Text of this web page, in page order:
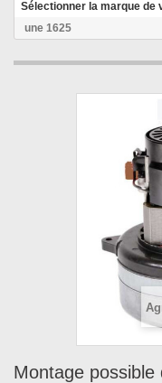
Sélectionner la marque de
une 1625
Montage possible